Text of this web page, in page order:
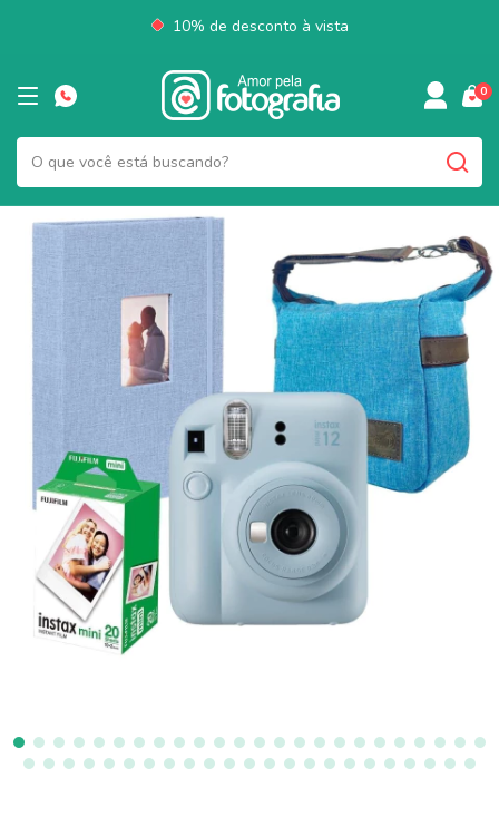
10% de desconto à vista
0